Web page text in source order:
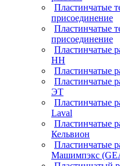
Пластинчатые
присоединение
Пластинчатые
присоединение
Пластинчатые
НН
Пластинчатые
Пластинчатые
ЭТ
Пластинчатые
Laval
Пластинчатые
Кельвион
Пластинчатые
Машимпэкс